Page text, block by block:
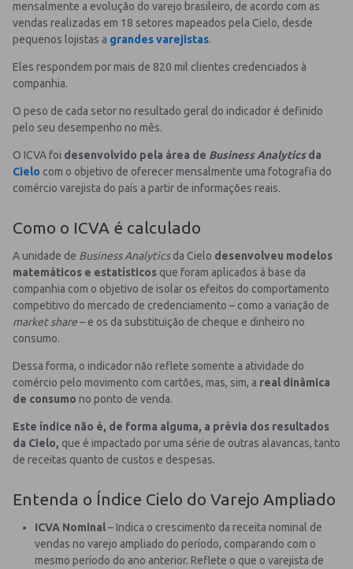
mensalmente a evolução do varejo brasileiro, de acordo com as
vendas realizadas em 18 setores mapeados pela Cielo, desde
pequenos lojistas a grandes varejistas.
Eles respondem por mais de 820 mil clientes credenciados à
companhia.
O peso de cada setor no resultado geral do indicador é definido
pelo seu desempenho no mês.
O ICVA foi desenvolvido pela área de Business Analyticsda
Cielo com o objetivo de oferecer mensalmente uma fotografia do
comércio varejista do país a partir de informações reais.
Como o ICVA é calculado
A unidade de Business Analyticsda Cielo desenvolveu modelos
matemáticos e estatísticos que foram aplicados à base da
companhia com o objetivo de isolar os efeitos do comportamento
competitivo do mercado de credenciamento – como a variação de
market share– e os da substituição de cheque e dinheiro no
consumo.
Dessa forma, o indicador não reflete somente a atividade do
comércio pelo movimento com cartões, mas, sim, a real dinâmica
de consumo no ponto de venda.
Este índice não é, de forma alguma, a prévia dos resultados
da Cielo, que é impactado por uma série de outras alavancas, tanto
de receitas quanto de custos e despesas.
Entenda o Índice Cielo do Varejo Ampliado
ICVA Nominal– Indica o crescimento da receita nominal de
vendas no varejo ampliado do período, comparando com o
mesmo período do ano anterior. Reflete o que o varejista de